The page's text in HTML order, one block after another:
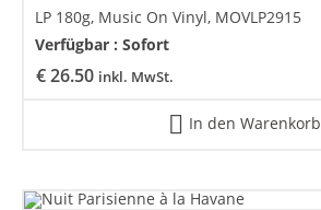
€26.50 inkl. MwSt.
LP 180g, Music On Vinyl, MOVLP2915
Verfügbar : Sofort
In den Warenkorb